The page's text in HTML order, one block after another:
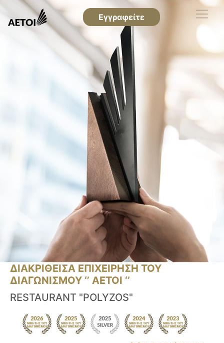
Εγγραφείτε
ΔΙΑΚΡΙΘΕΙΣΑ ΕΠΙΧΕΙΡΗΣΗ ΤΟΥ
ΔΙΑΓΩΝΙΣΜΟΥ ‘’ ΑΕΤΟΙ ‘’
RESTAURANT "POLYZOS"